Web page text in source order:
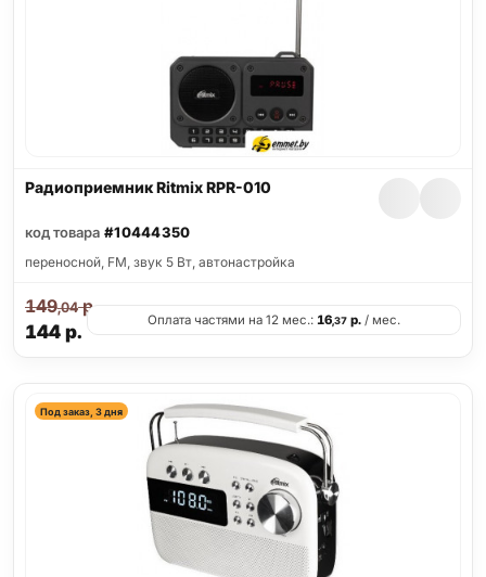
Радиоприемник Ritmix RPR-010
код товара #10444350
переносной, FM, звук 5 Вт, автонастройка
144р.
149,04р.
Оплата частями на 12 мес.: 16,37р./ мес.
Под заказ, 3 дня